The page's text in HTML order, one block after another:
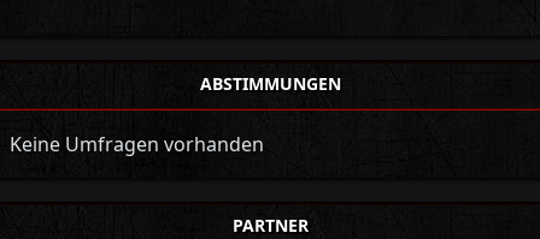
ABSTIMMUNGEN
Keine Umfragen vorhanden
PARTNER